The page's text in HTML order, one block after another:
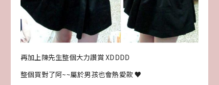
再加上陳先生整個大力讚賞 XDDDD
整個買對了阿~~屬於男孩也會熱愛款 ♥